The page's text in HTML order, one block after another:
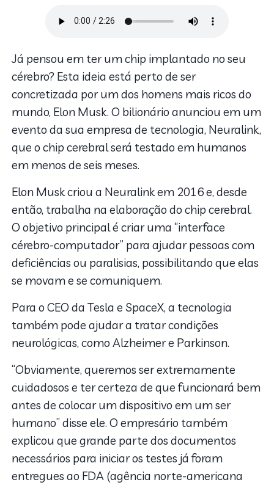
Já pensou em ter um chip implantado no seu
cérebro? Esta ideia está perto de ser
concretizada por um dos homens mais ricos do
mundo, Elon Musk. O bilionário anunciou em um
evento da sua empresa de tecnologia, Neuralink,
que o chip cerebral será testado em humanos
em menos de seis meses.
Elon Musk criou a Neuralink em 2016 e, desde
então, trabalha na elaboração do chip cerebral.
O objetivo principal é criar uma “interface
cérebro-computador” para ajudar pessoas com
deficiências ou paralisias, possibilitando que elas
se movam e se comuniquem.
Para o CEO da Tesla e SpaceX, a tecnologia
também pode ajudar a tratar condições
neurológicas, como Alzheimer e Parkinson.
“Obviamente, queremos ser extremamente
cuidadosos e ter certeza de que funcionará bem
antes de colocar um dispositivo em um ser
humano” disse ele. O empresário também
explicou que grande parte dos documentos
necessários para iniciar os testes já foram
entregues ao FDA (agência norte-americana